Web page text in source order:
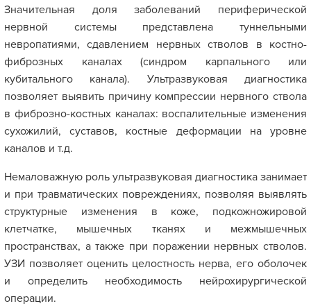
Значительная доля заболеваний периферической
нервной системы представлена туннельными
невропатиями, сдавлением нервных стволов в костно-
фиброзных каналах (синдром карпального или
кубитального канала). Ультразвуковая диагностика
позволяет выявить причину компрессии нервного ствола
в фиброзно-костных каналах: воспалительные изменения
сухожилий, суставов, костные деформации на уровне
каналов и т.д.
Немаловажную роль ультразвуковая диагностика занимает
и при травматических повреждениях, позволяя выявлять
структурные изменения в коже, подкожножировой
клетчатке, мышечных тканях и межмышечных
пространствах, а также при поражении нервных стволов.
УЗИ позволяет оценить целостность нерва, его оболочек
и определить необходимость нейрохирургической
операции.